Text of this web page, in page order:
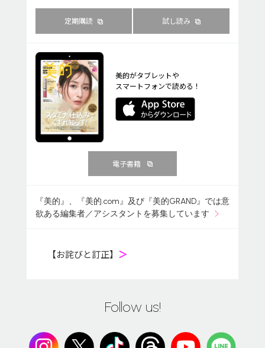
定期購読 試し読み
美的がタブレットや
スマートフォンで読める！
電子書籍
『美的』、『美的.com』及び『美的GRAND』では意
欲ある編集者／アシスタントを募集しています
【お詫びと訂正】 ＞
Follow us!